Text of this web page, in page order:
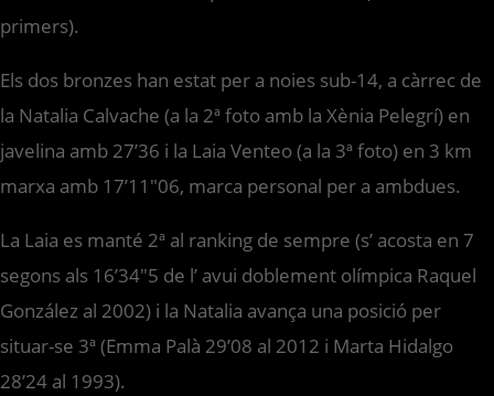
primers).
Els dos bronzes han estat per a noies sub-14, a càrrec de
la Natalia Calvache (a la 2ª foto amb la Xènia Pelegrí) en
javelina amb 27’36 i la Laia Venteo (a la 3ª foto) en 3 km
marxa amb 17’11″06, marca personal per a ambdues.
La Laia es manté 2ª al ranking de sempre (s’ acosta en 7
segons als 16’34″5 de l’ avui doblement olímpica Raquel
González al 2002) i la Natalia avança una posició per
situar-se 3ª (Emma Palà 29’08 al 2012 i Marta Hidalgo
28’24 al 1993).